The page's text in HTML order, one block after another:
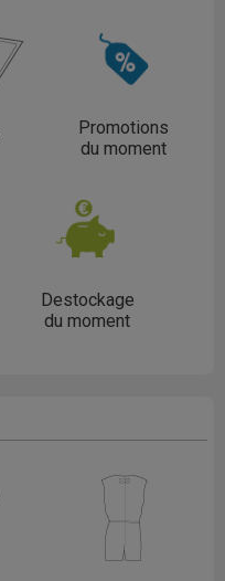
Promotions
du moment
Destockage
du moment